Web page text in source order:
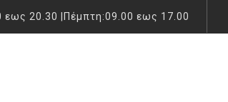
εως 20.30 |Πέμπτη:09.00 εως 17.00